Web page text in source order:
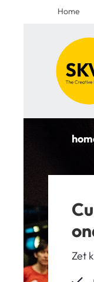
Home
Zet